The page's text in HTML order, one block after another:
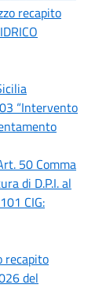
recapito
“Intervento
50 Comma
di D.P.I. al
CIG:
recapito
del